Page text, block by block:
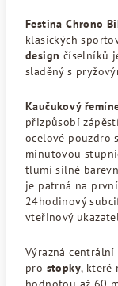
Festina Chrono
klasických
design číselníků
sladěný s
Kaučukový
přizpůsobí
ocelové pouzdro
minutovou
tlumí silné
je patrná na
24hodinový
vteřinový
Výrazná
pro stopky, které